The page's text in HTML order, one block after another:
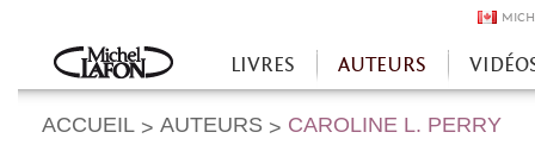
Accueil
LIVRES AUTEURS
ACCUEIL > AUTEURS > CAROLINE L. PERRY